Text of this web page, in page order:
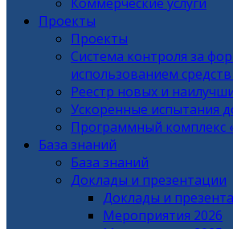
Проекты
Проекты
Система контроля за
использованием
Реестр новых и
Ускоренные испытания
Программный комплекс
База знаний
База знаний
Доклады и презентации
Доклады и
Мероприятия 2026